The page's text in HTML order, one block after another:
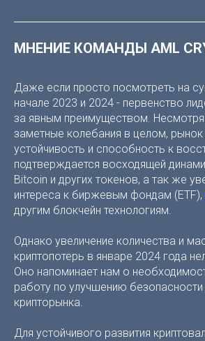
МНЕНИЕ КОМАНДЫ AML
Даже если просто посмотреть на
начале 2023 и 2024 - первенство
за явным преимуществом. Несмотря
заметные колебания в целом,
устойчивость и способность к
подтверждается восходящей
Bitcoin и других токенов, а так же
интереса к биржевым фондам (ETF),
другим блокчейн технологиям.
Однако увеличение количества и
криптопотерь в январе 2024 года
Оно напоминает нам о
работу по улучшению
крипторынка.
Для устойчивого развития